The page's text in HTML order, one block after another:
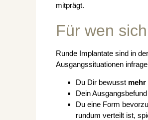
mitprägt.
Für wen
Runde Implantate sind in
Ausgangssituationen
Du Dir bewusst
Dein
Du eine Form
rundum verteilt ist,